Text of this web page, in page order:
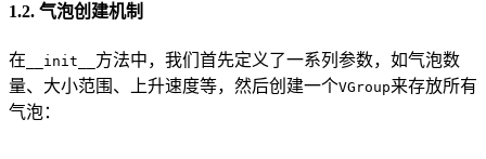
1.2. 气泡创建机制
在 __init__ 方法中，我们首先定义了一系列参数，如气泡数
量、大小范围、上升速度等，然后创建一个VGroup来存放所有
气泡：